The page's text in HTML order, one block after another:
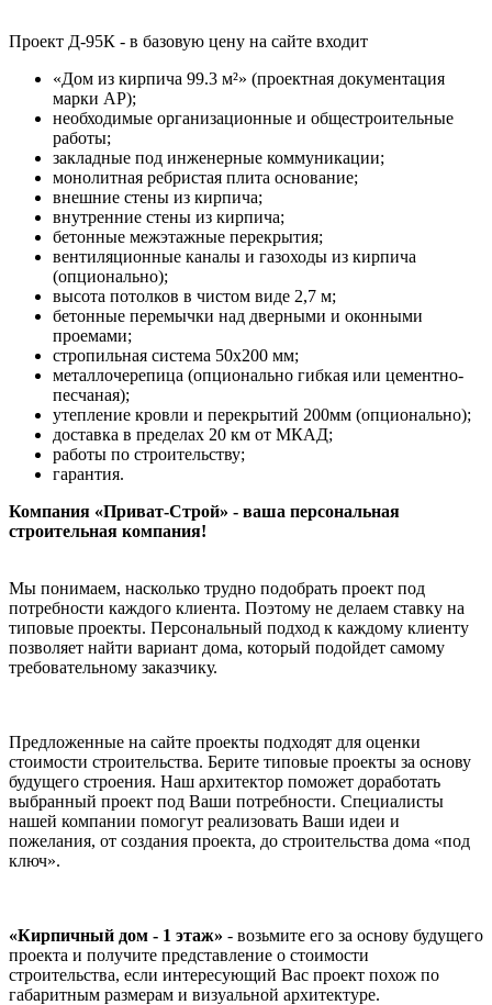
Проект Д-95К - в базовую цену на сайте входит
«Дом из кирпича 99.3 м²» (проектная документация
марки АР);
необходимые организационные и общестроительные
работы;
закладные под инженерные коммуникации;
монолитная ребристая плита основание;
внешние стены из кирпича;
внутренние стены из кирпича;
бетонные межэтажные перекрытия;
вентиляционные каналы и газоходы из кирпича
(опционально);
высота потолков в чистом виде 2,7 м;
бетонные перемычки над дверными и оконными
проемами;
стропильная система 50х200 мм;
металлочерепица (опционально гибкая или цементно-
песчаная);
утепление кровли и перекрытий 200мм (опционально);
доставка в пределах 20 км от МКАД;
работы по строительству;
гарантия.
Компания «Приват-Строй» - ваша персональная
строительная компания!
Мы понимаем, насколько трудно подобрать проект под
потребности каждого клиента. Поэтому не делаем ставку на
типовые проекты. Персональный подход к каждому клиенту
позволяет найти вариант дома, который подойдет самому
требовательному заказчику.
Предложенные на сайте проекты подходят для оценки
стоимости строительства. Берите типовые проекты за основу
будущего строения. Наш архитектор поможет доработать
выбранный проект под Ваши потребности. Специалисты
нашей компании помогут реализовать Ваши идеи и
пожелания, от создания проекта, до строительства дома «под
ключ».
«Кирпичный дом - 1 этаж» - возьмите его за основу будущего
проекта и получите представление о стоимости
строительства, если интересующий Вас проект похож по
габаритным размерам и визуальной архитектуре.